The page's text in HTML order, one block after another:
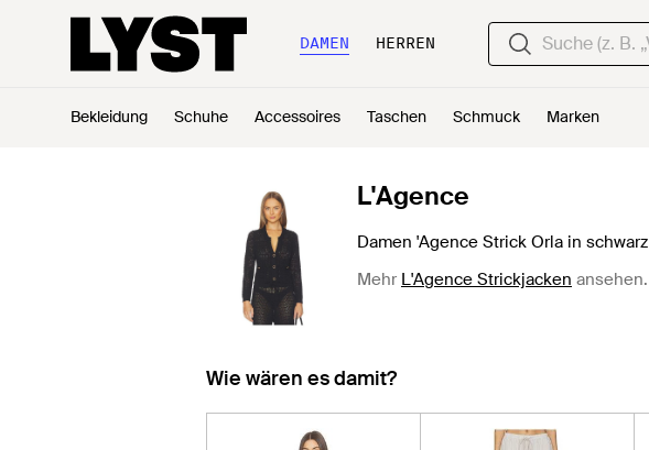
DAMEN HERREN
Bekleidung Schuhe Accessoires Taschen Schmuck Marken
L'Agence
Damen 'Agence Strick Orla in schwarz
Mehr L'Agence Strickjacken ansehen.
Wie wären es damit?